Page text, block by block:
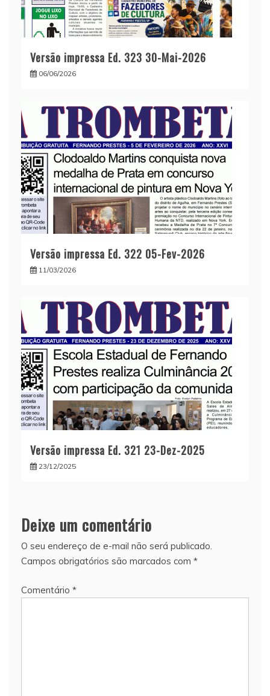
Versão impressa Ed. 323 30-Mai-2026
06/06/2026
Versão impressa Ed. 322 05-Fev-2026
11/03/2026
Versão impressa Ed. 321 23-Dez-2025
23/12/2025
Deixe um comentário
O seu endereço de e-mail não será publicado.
Campos obrigatórios são marcados com *
Comentário *